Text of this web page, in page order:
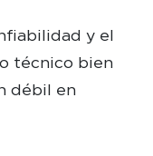
y el
técnico bien
débil en